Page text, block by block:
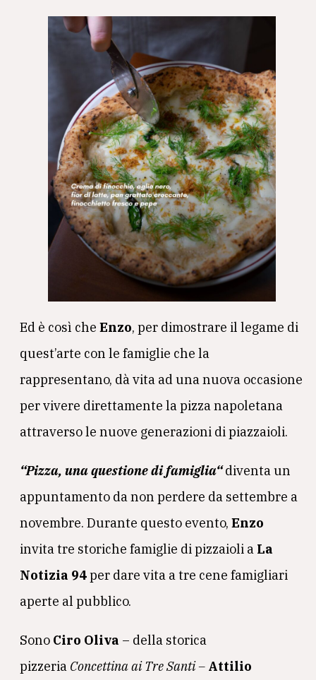
Ed è così che Enzo, per dimostrare il legame di
quest’arte con le famiglie che la
rappresentano, dà vita ad una nuova occasione
per vivere direttamente la pizza napoletana
attraverso le nuove generazioni di piazzaioli.
“Pizza, una questione di famiglia“diventa un
appuntamento da non perdere da settembre a
novembre. Durante questo evento, Enzo
invita tre storiche famiglie di pizzaioli a La
Notizia 94per dare vita a tre cene famigliari
aperte al pubblico.
Sono Ciro Oliva – della storica
pizzeria Concettina ai Tre Santi – Attilio